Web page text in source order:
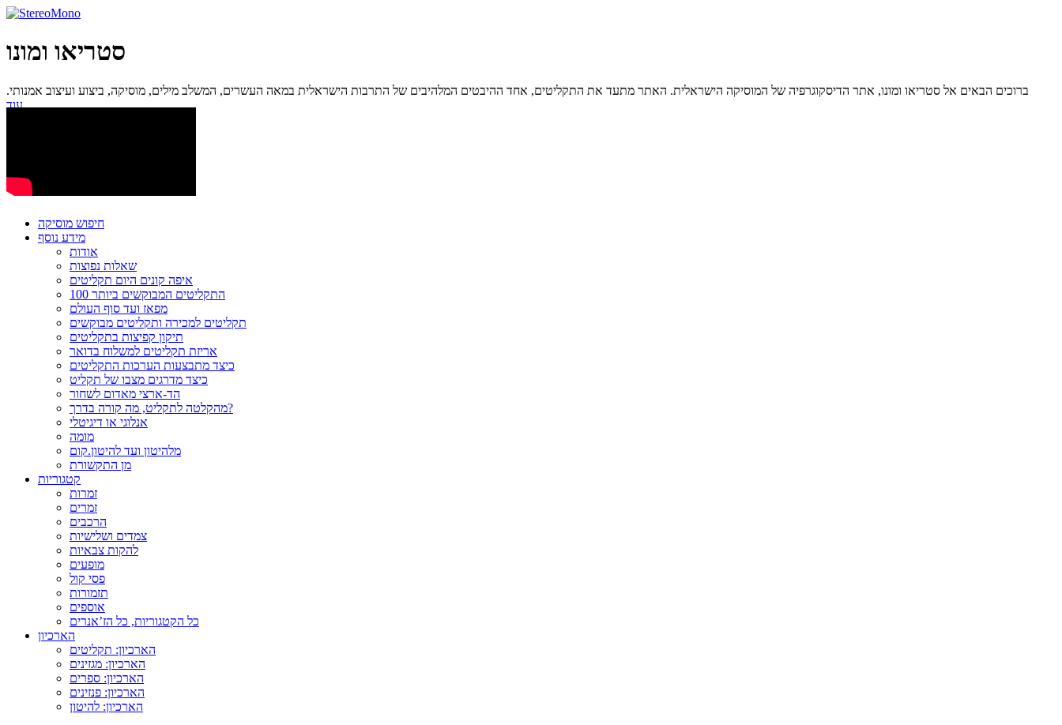
סטריאו ומונו
ברוכים הבאים אל סטריאו ומונו, אתר הדיסקוגרפיה של המוסיקה הישראלית. האתר מתעד את התקליטים, אחד ההיבטים המלהיבים של התרבות הישראלית במאה העשרים, המשלב מילים, מוסיקה, ביצוע ועיצוב אמנותי.
עוד...
חיפוש מוסיקה
מידע נוסף
אודות
שאלות נפוצות
איפה קונים היום תקליטים
100 התקליטים המבוקשים ביותר
מפאז ועד סוף העולם
תקליטים למכירה ותקליטים מבוקשים
תיקון קפיצות בתקליטים
אריזת תקליטים למשלוח בדואר
כיצד מתבצעות הערכות התקליטים
כיצד מדרגים מצבו של תקליט
הד-ארצי מאדום לשחור
מהקלטה לתקליט, מה קורה בדרך?
אנלוגי או דיגיטלי
מומה
מלהיטון ועד להיטון.קום
מן התקשורת
קטגוריות
זמרות
זמרים
הרכבים
צמדים ושלישיות
להקות צבאיות
מופעים
פסי קול
תזמורות
אוספים
כל הקטגוריות, כל הז’אנרים
הארכיון
הארכיון: תקליטים
הארכיון: מגזינים
הארכיון: ספרים
הארכיון: פנזינים
הארכיון: להיטון